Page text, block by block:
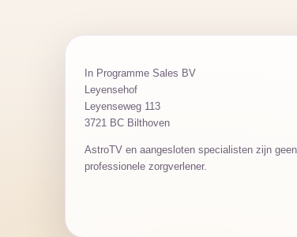
In Programme Sales BV
Leyensehof
Leyenseweg 113
3721 BC Bilthoven
AstroTV en aangesloten specialisten zijn
professionele zorgverlener.